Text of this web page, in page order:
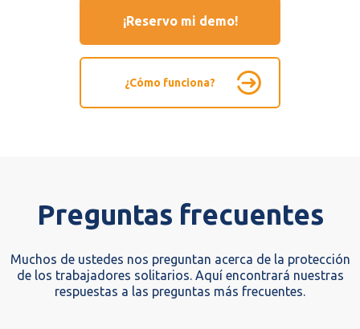
¡Reservo mi demo!
¿Cómo funciona?
Preguntas frecuentes
Muchos de ustedes nos preguntan acerca de la protección
de los trabajadores solitarios. Aquí encontrará nuestras
respuestas a las preguntas más frecuentes.